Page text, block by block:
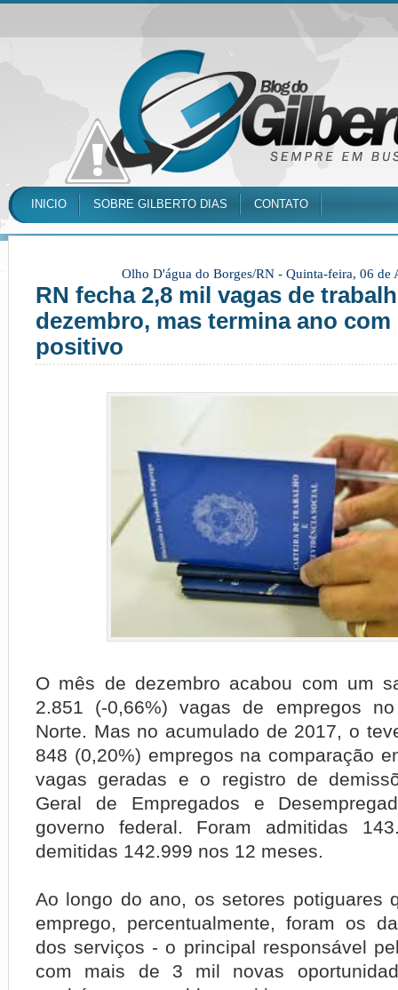
INICIO SOBRE GILBERTO DIAS CONTATO
Olho D'água do Borges/RN - Quinta-feira, 06 de
RN fecha 2,8 mil vagas de
dezembro, mas termina ano com
positivo
O mês de dezembro acabou com um
2.851 (-0,66%) vagas de empregos
Norte. Mas no acumulado de 2017, o
848 (0,20%) empregos na comparação
vagas geradas e o registro de
Geral de Empregados e
governo federal. Foram admitidas
demitidas 142.999 nos 12 meses.
Ao longo do ano, os setores potiguares
emprego, percentualmente, foram os
dos serviços - o principal responsável
com mais de 3 mil novas